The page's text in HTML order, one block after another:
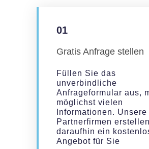
01
Gratis Anfrage stellen
Füllen Sie das
unverbindliche
Anfrageformular aus,
möglichst vielen
Informationen. Unsere
Partnerfirmen erstellen
daraufhin ein
Angebot für Sie